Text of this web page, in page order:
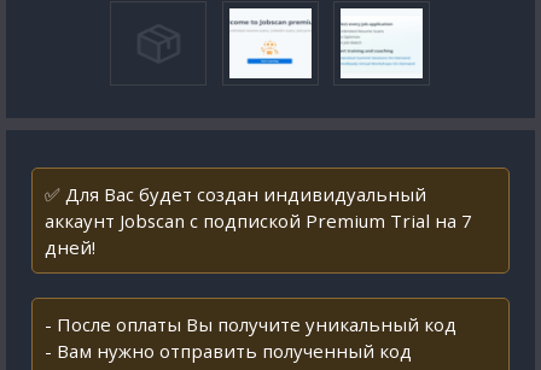
✅ Для Вас будет создан индивидуальный
аккаунт Jobscan с подпиской Premium Trial на 7
дней!
- После оплаты Вы получите уникальный код
- Вам нужно отправить полученный код